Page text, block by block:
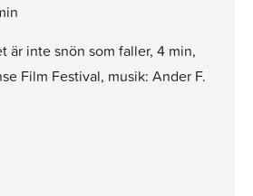
min
inte snön som faller, 4 min,
Film Festival, musik: Ander F.